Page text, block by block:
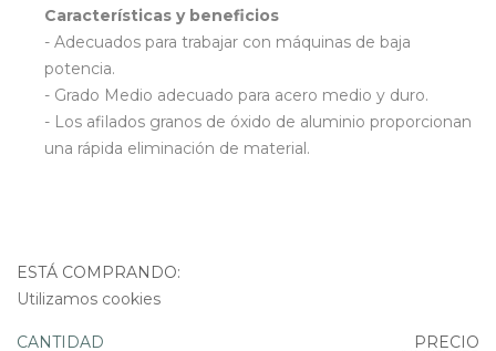
Características y beneficios
- Adecuados para trabajar con máquinas de baja
potencia.
- Grado Medio adecuado para acero medio y duro.
- Los afilados granos de óxido de aluminio proporcionan
una rápida eliminación de material.
ESTÁ COMPRANDO:
Utilizamos cookies
CANTIDAD PRECIO